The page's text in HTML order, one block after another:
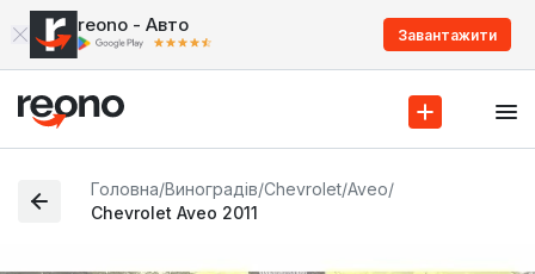
reono - Авто Завантажити
Головна/Виноградів/Chevrolet/Aveo/
Chevrolet Aveo 2011